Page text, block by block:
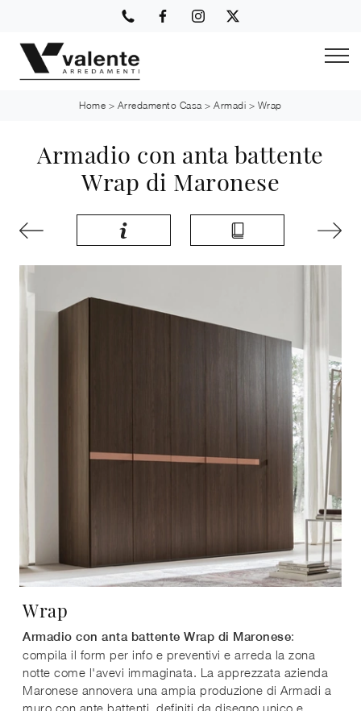
Home > Arredamento Casa >Armadi > Wrap
Armadio con anta battente
Wrap di Maronese
Wrap
Armadio con anta battente Wrap di Maronese:
compila il form per info e preventivi e arreda la zona
notte come l'avevi immaginata. La apprezzata azienda
Maronese annovera una ampia produzione di Armadi a
muro con ante battenti, definiti da disegno unico e